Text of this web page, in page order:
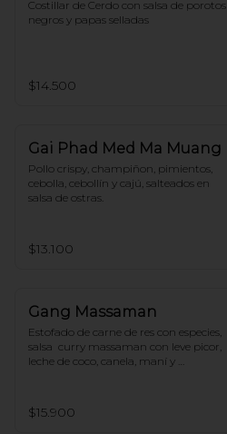
Costillar de Cerdo con salsa de porotos
negros y papas selladas
$14.500
Gai Phad Med Ma Muang
Pollo crispy, champiñon, pimientos,
cebolla, cebollín y cajú, salteados en
salsa de ostras.
$13.100
Gang Massaman
Estofado de carne de res con especies,
salsa  curry massaman con leve picor,
leche de coco, canela, maní y
$15.900